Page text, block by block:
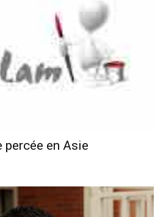
percée en Asie